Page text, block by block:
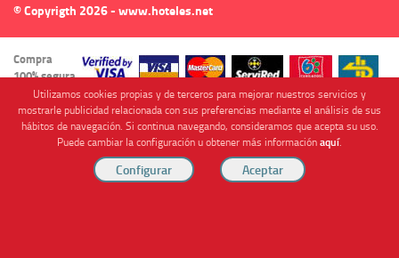
© Copyrigth 2026 - www.hoteles.net
Compra
100% segura
Cofinanciado por
Utilizamos cookies propias y de terceros para mejorar nuestros servicios y
mostrarle publicidad relacionada con sus preferencias mediante el análisis de sus
hábitos de navegación. Si continua navegando, consideramos que acepta su uso.
Puede cambiar la configuración u obtener más informaciónaquí.